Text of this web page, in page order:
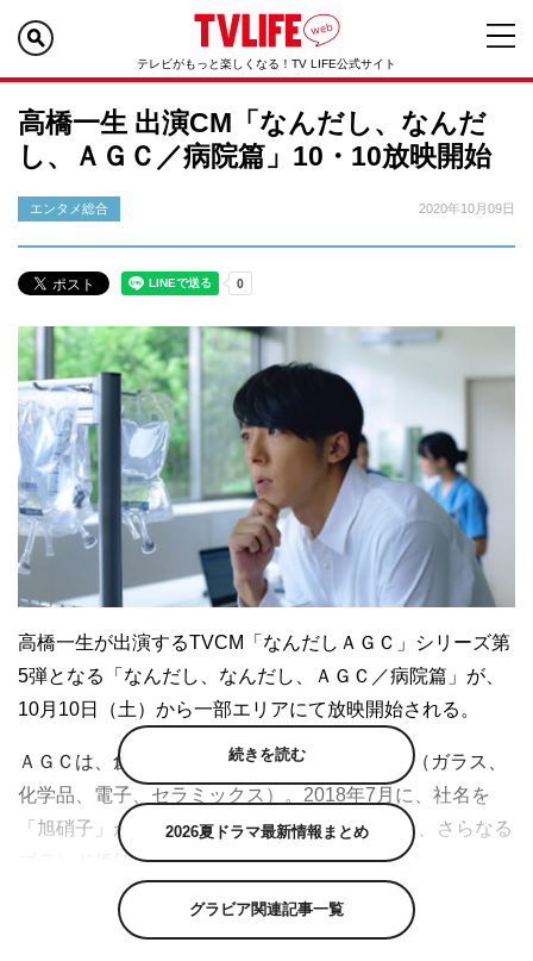
テレビがもっと楽しくなる！TV LIFE公式サイト
高橋一生 出演CM「なんだし、なんだ
し、ＡＧＣ／病院篇」10・10放映開始
エンタメ総合 2020年10月09日
高橋一生が出演するTVCM「なんだしＡＧＣ」シリーズ第
5弾となる「なんだし、なんだし、ＡＧＣ／病院篇」が、
10月10日（土）から一部エリアにて放映開始される。
ＡＧＣは、創業113年目を迎えた素材メーカー（ガラス、
化学品、電子、セラミックス）。2018年7月に、社名を
「旭硝子」から「ＡＧＣ」に変更したことから、さらなる
ブランド価値の浸透を図っている。
CMキャラクターに関しては、ガラスだけでなく「様々な
続きを読む
2026夏ドラマ最新情報まとめ
グラビア関連記事一覧